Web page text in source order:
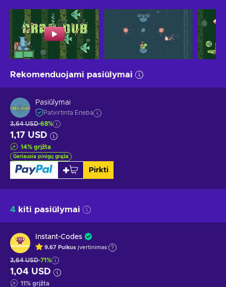
Rekomenduojami pasiūlymai
Pasiūlymai
Patvirtinta Eneba
3,64 USD-68%
1,17 USD
14% grįžta
Geriausia pinigų grąža
Pirkti
4 kiti pasiūlymai
Instant-Codes
9.67 Puikus įvertinimas
3,64 USD-71%
1,04 USD
11% grįžta